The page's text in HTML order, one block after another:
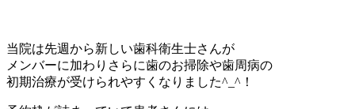
当院は先週から新しい歯科衛生士さんが
メンバーに加わりさらに歯のお掃除や歯周病の
初期治療が受けられやすくなりました^_^！